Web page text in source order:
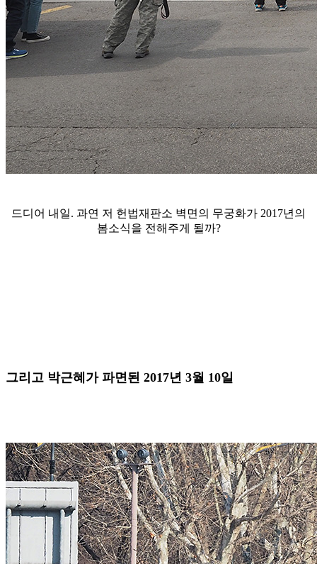
드디어 내일. 과연 저 헌법재판소 벽면의 무궁화가 2017년의
봄소식을 전해주게 될까?
그리고 박근혜가 파면된 2017년 3월 10일